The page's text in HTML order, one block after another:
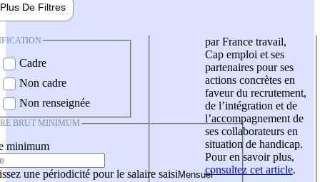
Plus De Filtres
Cadre
Non cadre
Non renseignée
BRUT MINIMUM
minimum
une périodicité pour le salaire saisi
par France travail,
Cap emploi et ses
partenaires pour ses
actions concrètes en
faveur du recrutement,
de l’intégration et de
l’accompagnement de
ses collaborateurs en
situation de handicap.
Pour en savoir plus,
consultez cet article.